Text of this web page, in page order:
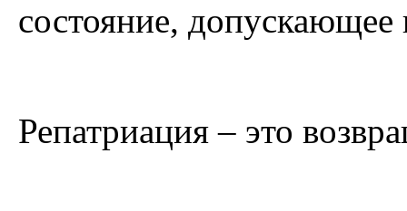
состояние,
Репатриация – это